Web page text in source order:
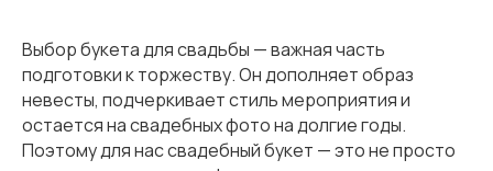
Выбор букета для свадьбы — важная часть
подготовки к торжеству. Он дополняет образ
невесты, подчеркивает стиль мероприятия и
остается на свадебных фото на долгие годы.
Поэтому для нас свадебный букет — это не просто